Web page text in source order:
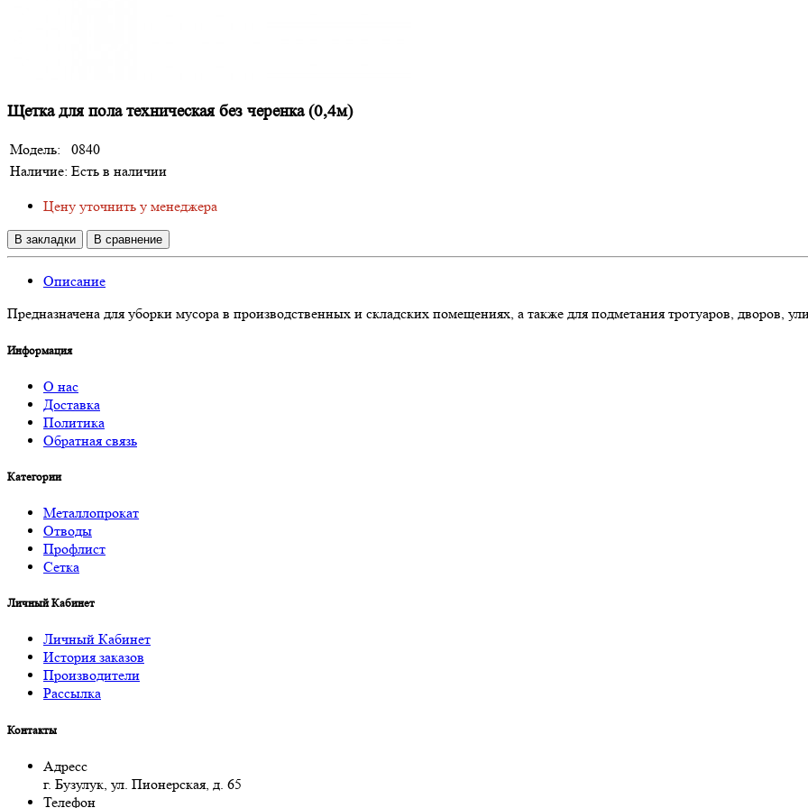
Щетка для пола техническая без черенка (0,4м)
Модель:
0840
Наличие: Есть в наличии
Цену уточнить у менеджера
В закладки В сравнение
Описание
Предназначена для уборки мусора в производственных и складских помещениях, а также для подметания тротуаров, дворов,
Информация
О нас
Доставка
Политика
Обратная связь
Категории
Металлопрокат
Отводы
Профлист
Сетка
Личный Кабинет
Личный Кабинет
История заказов
Производители
Рассылка
Контакты
Адресс
г. Бузулук, ул. Пионерская, д. 65
Телефон